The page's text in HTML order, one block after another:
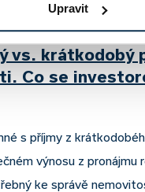
Upravit
vs. krátkodobý
Co se
s příjmy z
výnosu z pronájmu
ke správě